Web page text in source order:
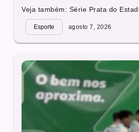
Veja também: Série Prata do
Esporte agosto 7, 2026